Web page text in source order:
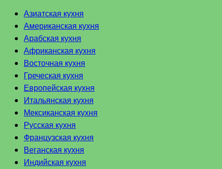
Азиатская кухня
Американская кухня
Арабская кухня
Африканская кухня
Восточная кухня
Греческая кухня
Европейская кухня
Итальянская кухня
Мексиканская кухня
Русская кухня
Французская кухня
Веганская кухня
Индийская кухня